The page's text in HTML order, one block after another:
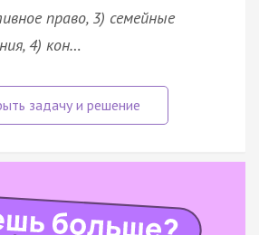
право, 3) семейные
4) кон…